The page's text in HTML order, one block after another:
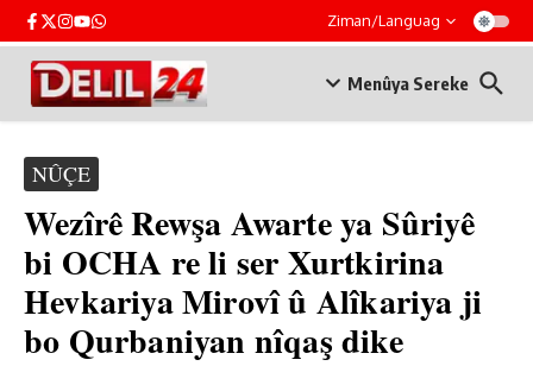
Skip to content Ziman/Languag
Menûya Sereke
NÛÇE
Wezîrê Rewşa Awarte ya Sûriyê
bi OCHA re li ser Xurtkirina
Hevkariya Mirovî û Alîkariya ji
bo Qurbaniyan nîqaş dike